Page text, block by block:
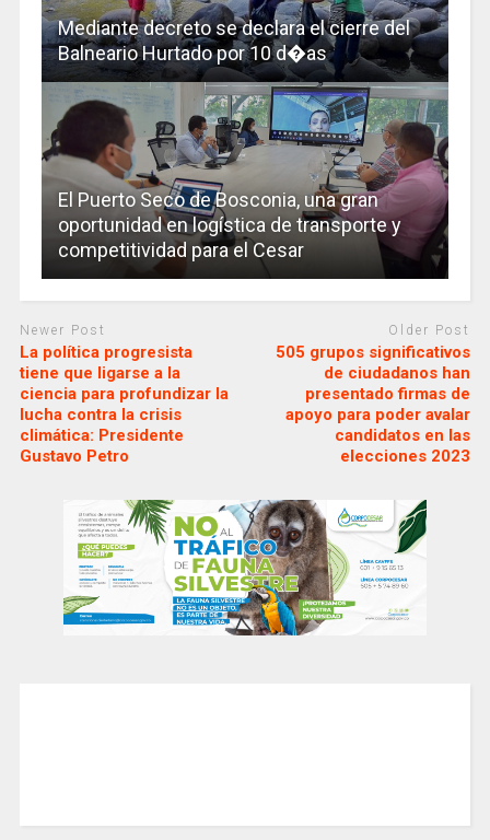
Mediante decreto se declara el cierre del
Balneario Hurtado por 10 d�as
El Puerto Seco de Bosconia, una gran
oportunidad en logística de transporte y
competitividad para el Cesar
Newer Post
La política progresista
tiene que ligarse a la
ciencia para profundizar la
lucha contra la crisis
climática: Presidente
Gustavo Petro
Older Post
505 grupos significativos
de ciudadanos han
presentado firmas de
apoyo para poder avalar
candidatos en las
elecciones 2023